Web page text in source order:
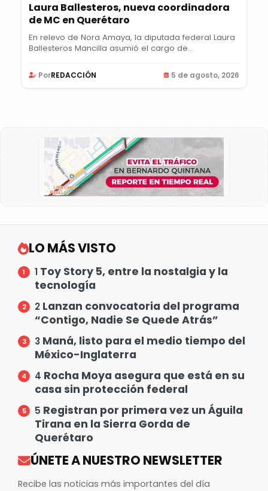
Laura Ballesteros, nueva coordinadora
de MC en Querétaro
En relevo de Nora Amaya, la diputada federal Laura
Ballesteros Mancilla asumió el cargo de...
PorREDACCIÓN 5 de agosto, 2026
LO MÁS VISTO
1 Toy Story 5, entre la nostalgia y la
tecnología
2 Lanzan convocatoria del programa
“Contigo, Nadie Se Quede Atrás”
3 Maná, listo para el medio tiempo del
México-Inglaterra
4 Rocha Moya asegura que está en su
casa sin protección federal
5 Registran por primera vez un Águila
Tirana en la Sierra Gorda de
Querétaro
ÚNETE A NUESTRO NEWSLETTER
Recibe las noticias más importantes del día